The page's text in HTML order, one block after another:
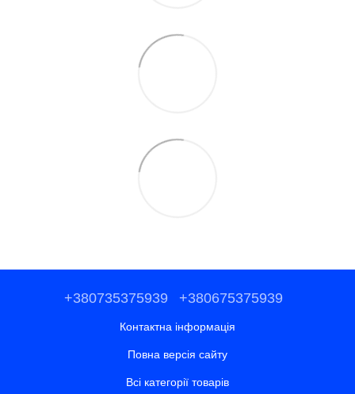
+380735375939 +380675375939
Контактна інформація
Повна версія сайту
Всі категорії товарів